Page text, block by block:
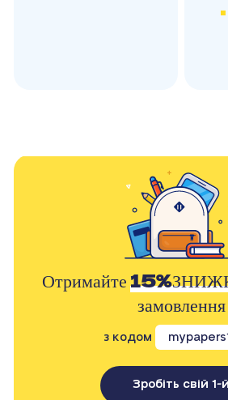
Отримайте
замовлення
з кодом
Зробіть свій 1-й